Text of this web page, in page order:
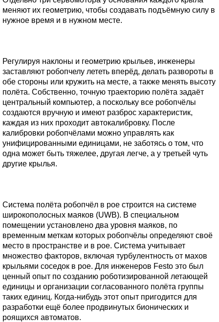
меняют их геометрию, чтобы создавать подъёмную силу в
нужное время и в нужном месте.
Регулируя наклоны и геометрию крыльев, инженеры
заставляют робопчелу лететь вперёд, делать развороты в
обе стороны или кружить на месте, а также менять высоту
полёта. Собственно, точную траекторию полёта задаёт
центральный компьютер, а поскольку все робопчёлы
создаются вручную и имеют разброс характеристик,
каждая из них проходит автокалибровку. После
калибровки робопчёлами можно управлять как
унифицированными единицами, не заботясь о том, что
одна может быть тяжелее, другая легче, а у третьей чуть
другие крылья.
Система полёта робопчёл в рое строится на системе
широкополосных маяков (UWB). В специальном
помещении установлено два уровня маяков, по
временным меткам которых робопчёлы определяют своё
место в пространстве и в рое. Система учитывает
множество факторов, включая турбулентность от махов
крыльями соседок в рое. Для инженеров Festo это был
ценный опыт по созданию роботизированной летающей
единицы и организации согласованного полёта группы
таких единиц. Когда-нибудь этот опыт пригодится для
разработки ещё более продвинутых бионических и
роящихся автоматов.